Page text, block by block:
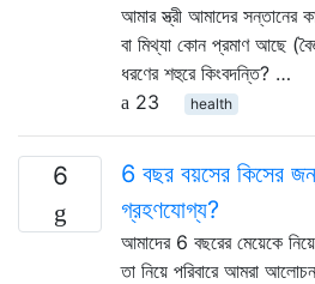
আমার স্ত্রী আমাদের
বা মিথ্যা কোন প্রমাণ আছে
ধরণের শহুরে কিংবদন্তি? …
23
health
6
6 বছর বয়সের কিসের
গ্রহণযোগ্য?
আমাদের 6 বছরের মেয়েকে
তা নিয়ে পরিবারে আমরা